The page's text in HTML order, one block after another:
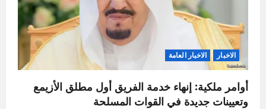
الاخبار الاخبار العامة
أوامر ملكية: إنهاء خدمة الفريق أول مطلق الأزيمع
وتعيينات جديدة في القوات المسلحة